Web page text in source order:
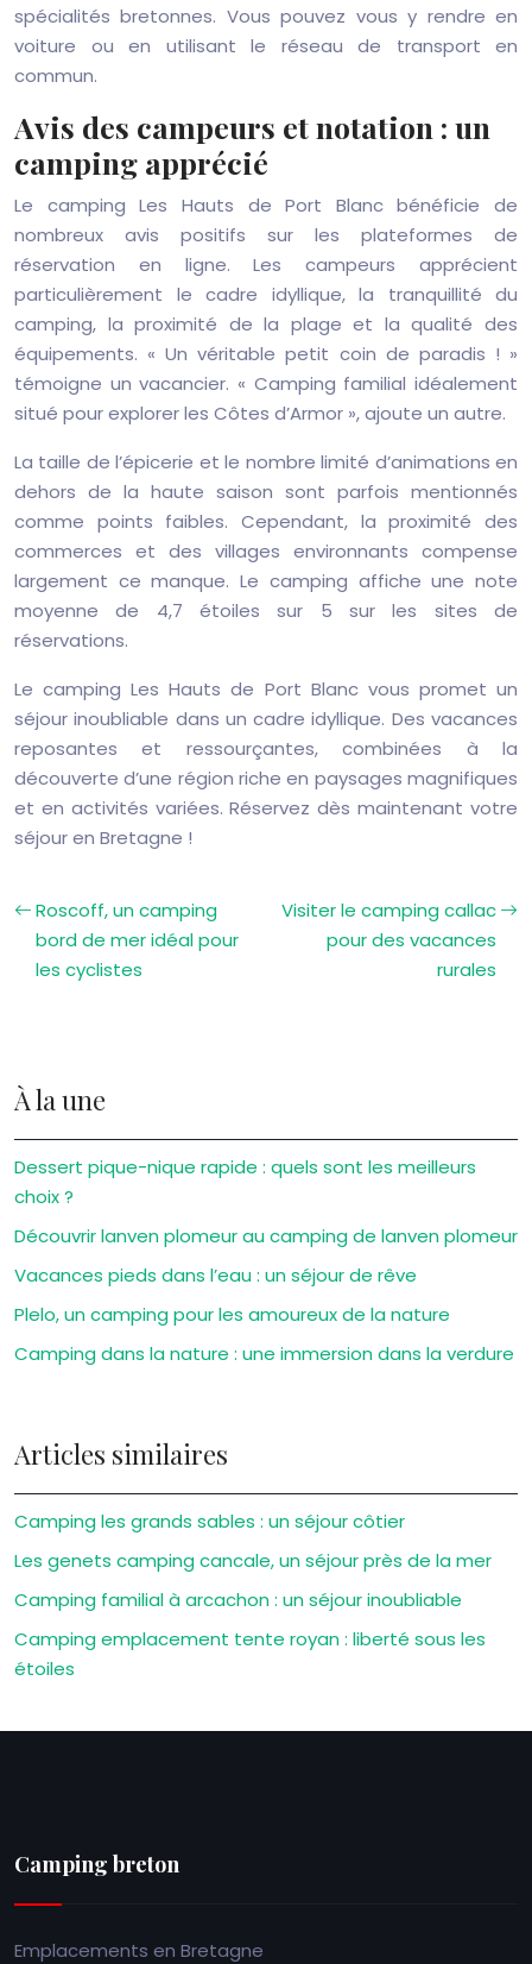
spécialités bretonnes. Vous pouvez vous y rendre en
voiture ou en utilisant le réseau de transport en
commun.
Avis des campeurs et notation : un
camping apprécié
Le camping Les Hauts de Port Blanc bénéficie de
nombreux avis positifs sur les plateformes de
réservation en ligne. Les campeurs apprécient
particulièrement le cadre idyllique, la tranquillité du
camping, la proximité de la plage et la qualité des
équipements. « Un véritable petit coin de paradis ! »
témoigne un vacancier. « Camping familial idéalement
situé pour explorer les Côtes d’Armor », ajoute un autre.
La taille de l’épicerie et le nombre limité d’animations en
dehors de la haute saison sont parfois mentionnés
comme points faibles. Cependant, la proximité des
commerces et des villages environnants compense
largement ce manque. Le camping affiche une note
moyenne de 4,7 étoiles sur 5 sur les sites de
réservations.
Le camping Les Hauts de Port Blanc vous promet un
séjour inoubliable dans un cadre idyllique. Des vacances
reposantes et ressourçantes, combinées à la
découverte d’une région riche en paysages magnifiques
et en activités variées. Réservez dès maintenant votre
séjour en Bretagne !
Roscoff, un camping
bord de mer idéal pour
les cyclistes
Visiter le camping callac
pour des vacances
rurales
À la une
Dessert pique-nique rapide : quels sont les meilleurs
choix ?
Découvrir lanven plomeur au camping de lanven plomeur
Vacances pieds dans l’eau : un séjour de rêve
Plelo, un camping pour les amoureux de la nature
Camping dans la nature : une immersion dans la verdure
Articles similaires
Camping les grands sables : un séjour côtier
Les genets camping cancale, un séjour près de la mer
Camping familial à arcachon : un séjour inoubliable
Camping emplacement tente royan : liberté sous les
étoiles
Camping breton
Emplacements en Bretagne